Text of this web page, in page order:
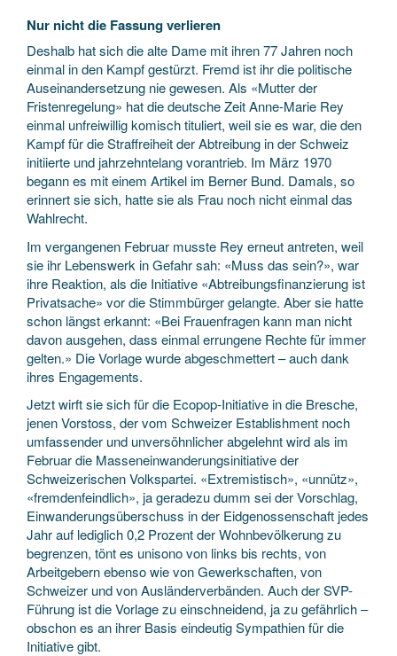
Nur nicht die Fassung verlieren
Deshalb hat sich die alte Dame mit ihren 77 Jahren noch
einmal in den Kampf gestürzt. Fremd ist ihr die politische
Auseinandersetzung nie gewesen. Als «Mutter der
Fristenregelung» hat die deutsche Zeit Anne-Marie Rey
einmal unfreiwillig komisch tituliert, weil sie es war, die den
Kampf für die Straffreiheit der Abtreibung in der Schweiz
initiierte und jahrzehntelang vorantrieb. Im März 1970
begann es mit einem Artikel im Berner Bund. Damals, so
erinnert sie sich, hatte sie als Frau noch nicht einmal das
Wahlrecht.
Im vergangenen Februar musste Rey erneut antreten, weil
sie ihr Lebenswerk in Gefahr sah: «Muss das sein?», war
ihre Reaktion, als die Initiative «Abtreibungsfinanzierung ist
Privatsache» vor die Stimmbürger gelangte. Aber sie hatte
schon längst erkannt: «Bei Frauenfragen kann man nicht
davon ausgehen, dass einmal errungene Rechte für immer
gelten.» Die Vorlage wurde abgeschmettert – auch dank
ihres Engagements.
Jetzt wirft sie sich für die Ecopop-Initiative in die Bresche,
jenen Vorstoss, der vom Schweizer Establishment noch
umfassender und unversöhnlicher abgelehnt wird als im
Februar die Masseneinwanderungsinitiative der
Schweizerischen Volkspartei. «Extremistisch», «unnütz»,
«fremdenfeindlich», ja geradezu dumm sei der Vorschlag,
Einwanderungsüberschuss in der Eidgenossenschaft jedes
Jahr auf lediglich 0,2 Prozent der Wohnbevölkerung zu
begrenzen, tönt es unisono von links bis rechts, von
Arbeitgebern ebenso wie von Gewerkschaften, von
Schweizer und von Ausländerverbänden. Auch der SVP-
Führung ist die Vorlage zu einschneidend, ja zu gefährlich –
obschon es an ihrer Basis eindeutig Sympathien für die
Initiative gibt.